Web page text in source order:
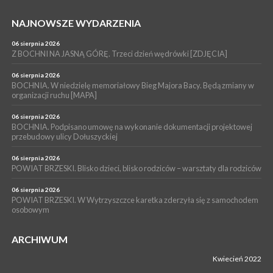
BRZESKO. Śledczy wyjaśniają, jak doszło do śmierci 32-letniego
WYDARZENIA
BOCHNIA. Rusza Gospelowe Lato. To będą cztery dni radosnej
muzyki [PROGRAM KONCERTÓW]
NAJNOWSZE WYDARZENIA
06 sierpnia 2026
Z BOCHNI NA JASNĄ GÓRĘ. Trzeci dzień wędrówki [ZDJĘCIA]
06 sierpnia 2026
BOCHNIA. W niedzielę memoriałowy Bieg Majora Bacy. Będą zmiany w
organizacji ruchu [MAPA]
06 sierpnia 2026
BOCHNIA. Podpisano umowę na wykonanie dokumentacji projektowej
przebudowy ulicy Dołuszyckiej
06 sierpnia 2026
POWIAT BRZESKI. Blisko dzieci, blisko rodziców – warsztaty dla rodziców
06 sierpnia 2026
POWIAT BRZESKI. W Wytrzyszczce karetka zderzyła się z samochodem
osobowym
ARCHIWUM
Kwiecień 2022